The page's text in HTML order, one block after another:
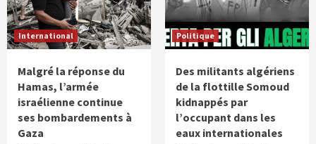
International
Malgré la réponse du
Hamas, l’armée
israélienne continue
ses bombardements à
Gaza
Politique
Des militants algériens
de la flottille Somoud
kidnappés par
l’occupant dans les
eaux internationales